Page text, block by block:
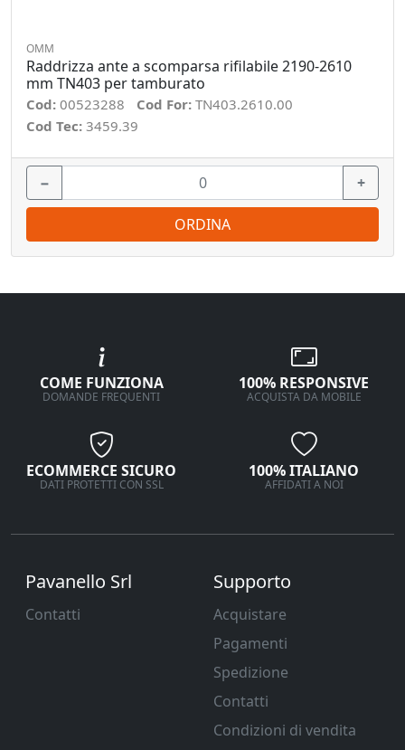
OMM
Raddrizza ante a scomparsa rifilabile 2190-2610
mm TN403 per tamburato
Cod: 00523288 Cod For: TN403.2610.00
Cod Tec: 3459.39
− +
ORDINA
COME FUNZIONA
DOMANDE FREQUENTI
100% RESPONSIVE
ACQUISTA DA MOBILE
ECOMMERCE SICURO
DATI PROTETTI CON SSL
100% ITALIANO
AFFIDATI A NOI
Pavanello Srl
Contatti
Supporto
Acquistare
Pagamenti
Spedizione
Contatti
Condizioni di vendita